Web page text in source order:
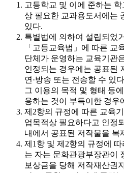
고등학교 및 이에 준하는
상 필요한 교과용도서에는
있다.
특별법에 의하여 설립되었
「고등교육법」에 따른 교
단체가 운영하는 교육기관
인정되는 경우에는 공표된
연·방송 또는 전송할 수 있
그 이용의 목적 및 형태 등
용하는 것이 부득이한 경우
제2항의 규정에 따른 교육
업목적상 필요하다고 인정
내에서 공표된 저작물을 복
제1항 및 제2항의 규정에
는 자는 문화관광부장관이
보상금을 당해 저작재산권